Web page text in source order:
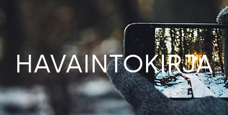
HAVAINTOKIRJA